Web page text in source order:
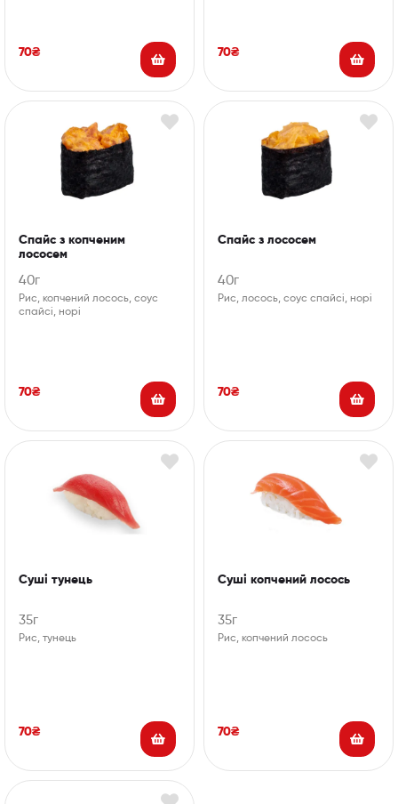
70₴ 70₴
Спайс з копченим
лососем
40г
Рис, копчений лосось, соус
спайсі, норі
70₴
Спайс з лососем
40г
Рис, лосось, соус спайсі, норі
70₴
Суші тунець
35г
Рис, тунець
70₴
Суші копчений лосось
35г
Рис, копчений лосось
70₴